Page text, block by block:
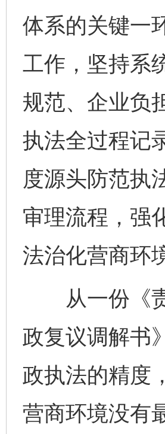
体系的关键一
工作，坚持系
规范、企业负
执法全过程记
度源头防范执
审理流程，强
法治化营商环
从一份《责
政复议调解书
政执法的精度
营商环境没有
完善运行机制助力责任有效落实